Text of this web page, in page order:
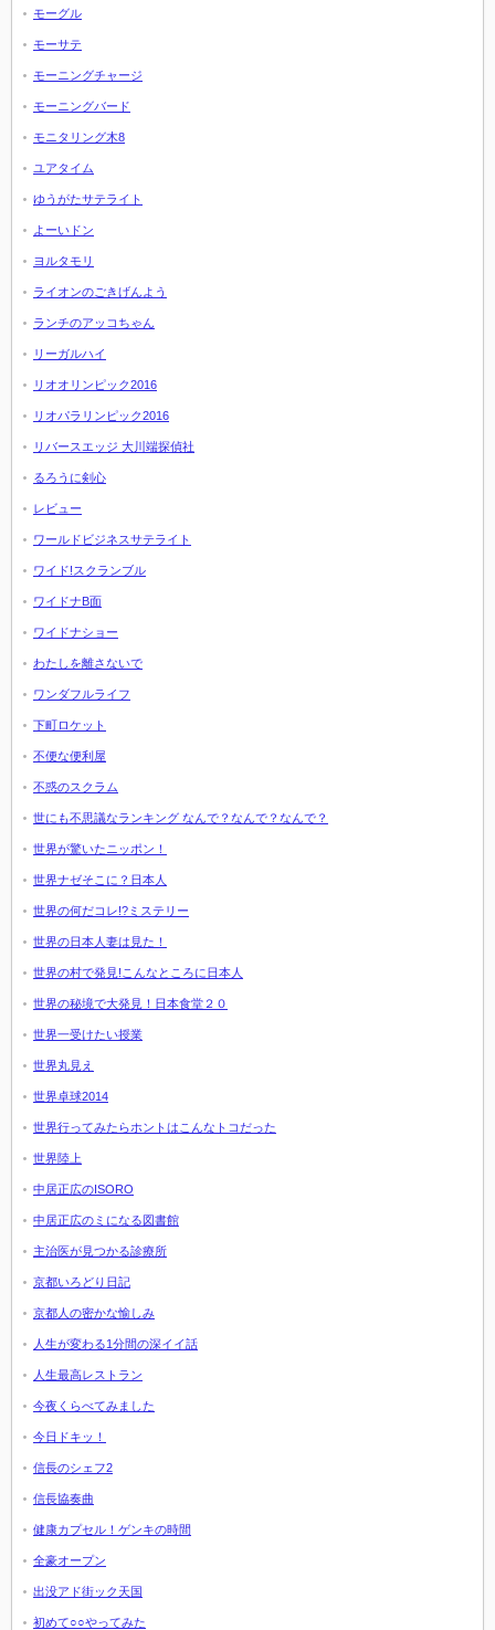
モーグル
モーサテ
モーニングチャージ
モーニングバード
モニタリング木8
ユアタイム
ゆうがたサテライト
よーいドン
ヨルタモリ
ライオンのごきげんよう
ランチのアッコちゃん
リーガルハイ
リオオリンピック2016
リオパラリンピック2016
リバースエッジ 大川端探偵社
るろうに剣心
レビュー
ワールドビジネスサテライト
ワイド!スクランブル
ワイドナB面
ワイドナショー
わたしを離さないで
ワンダフルライフ
下町ロケット
不便な便利屋
不惑のスクラム
世にも不思議なランキング なんで？なんで？なんで？
世界が驚いたニッポン！
世界ナゼそこに？日本人
世界の何だコレ!?ミステリー
世界の日本人妻は見た！
世界の村で発見!こんなところに日本人
世界の秘境で大発見！日本食堂２０
世界一受けたい授業
世界丸見え
世界卓球2014
世界行ってみたらホントはこんなトコだった
世界陸上
中居正広のISORO
中居正広のミになる図書館
主治医が見つかる診療所
京都いろどり日記
京都人の密かな愉しみ
人生が変わる1分間の深イイ話
人生最高レストラン
今夜くらべてみました
今日ドキッ！
信長のシェフ2
信長協奏曲
健康カプセル！ゲンキの時間
全豪オープン
出没アド街ック天国
初めて○○やってみた